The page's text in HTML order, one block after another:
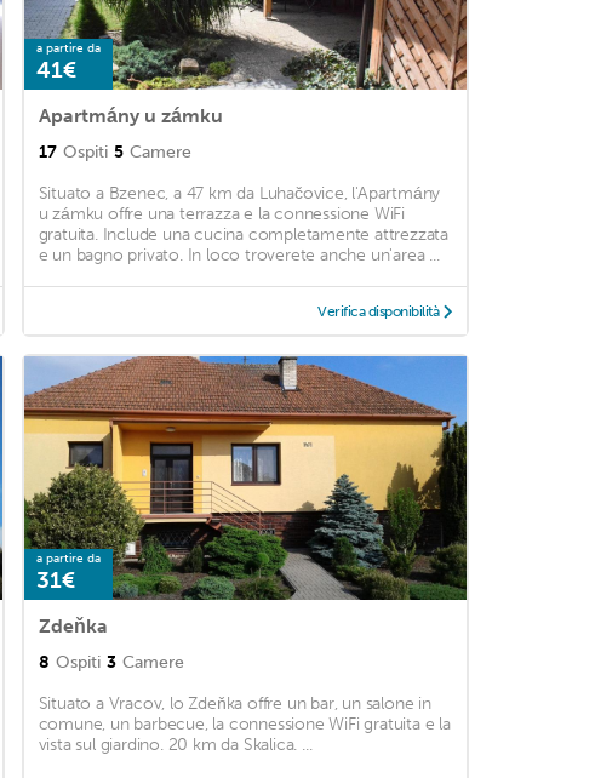
a partire da
41€
Apartmány u zámku
17 Ospiti 5 Camere
Situato a Bzenec, a 47 km da Luhačovice, l'Apartmány
u zámku offre una terrazza e la connessione WiFi
gratuita. Include una cucina completamente attrezzata
e un bagno privato. In loco troverete anche un'area ...
Verifica disponibilità
a partire da
31€
Zdeňka
8 Ospiti 3 Camere
Situato a Vracov, lo Zdeňka offre un bar, un salone in
comune, un barbecue, la connessione WiFi gratuita e la
vista sul giardino. 20 km da Skalica. ...